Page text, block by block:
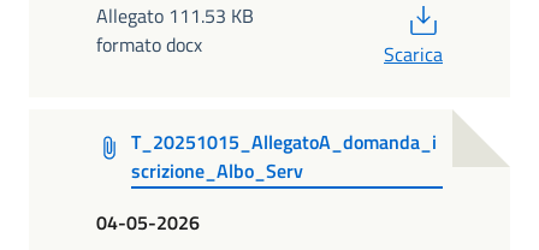
Allegato 111.53 KB
formato docx
Scarica
T_20251015_AllegatoA_domanda_i
scrizione_Albo_Serv
04-05-2026